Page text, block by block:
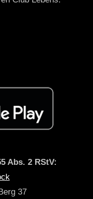
Abs. 2 RStV:
37